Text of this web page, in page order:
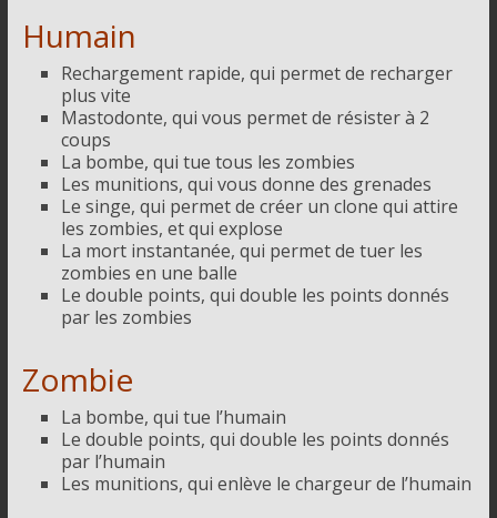
Humain
Rechargement rapide, qui permet de recharger
plus vite
Mastodonte, qui vous permet de résister à 2
coups
La bombe, qui tue tous les zombies
Les munitions, qui vous donne des grenades
Le singe, qui permet de créer un clone qui attire
les zombies, et qui explose
La mort instantanée, qui permet de tuer les
zombies en une balle
Le double points, qui double les points donnés
par les zombies
Zombie
La bombe, qui tue l’humain
Le double points, qui double les points donnés
par l’humain
Les munitions, qui enlève le chargeur de l’humain